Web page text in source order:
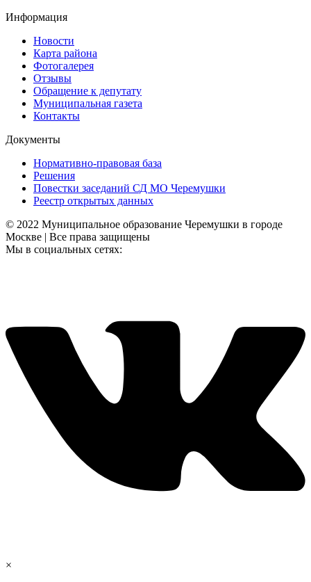
Информация
Новости
Карта района
Фотогалерея
Отзывы
Обращение к депутату
Муниципальная газета
Контакты
Документы
Нормативно-правовая база
Решения
Повестки заседаний СД МО Черемушки
Реестр открытых данных
© 2022 Муниципальное образование Черемушки в городе
Москве | Все права защищены
Мы в социальных сетях:
×